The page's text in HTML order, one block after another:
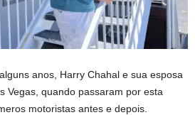
anos, Harry Chahal e sua esposa
Vegas, quando passaram por esta
motoristas antes e depois.